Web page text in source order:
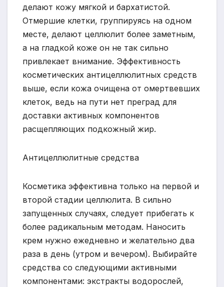
делают кожу мягкой и бархатистой.
Отмершие клетки, группируясь на одном
месте, делают целлюлит более заметным,
а на гладкой коже он не так сильно
привлекает внимание. Эффективность
косметических антицеллюлитных средств
выше, если кожа очищена от омертвевших
клеток, ведь на пути нет преград для
доставки активных компонентов
расщепляющих подкожный жир.
Антицеллюлитные средства
Косметика эффективна только на первой и
второй стадии целлюлита. В сильно
запущенных случаях, следует прибегать к
более радикальным методам. Наносить
крем нужно ежедневно и желательно два
раза в день (утром и вечером). Выбирайте
средства со следующими активными
компонентами: экстракты водорослей,